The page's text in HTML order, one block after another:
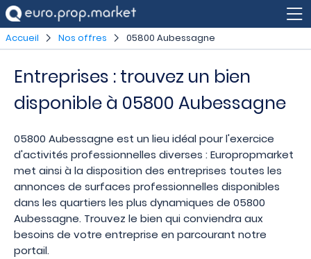
Accueil Nos offres 05800 Aubessagne
Entreprises : trouvez un bien
disponible à 05800 Aubessagne
05800 Aubessagne est un lieu idéal pour l'exercice
d'activités professionnelles diverses : Europropmarket
met ainsi à la disposition des entreprises toutes les
annonces de surfaces professionnelles disponibles
dans les quartiers les plus dynamiques de 05800
Aubessagne. Trouvez le bien qui conviendra aux
besoins de votre entreprise en parcourant notre
portail.